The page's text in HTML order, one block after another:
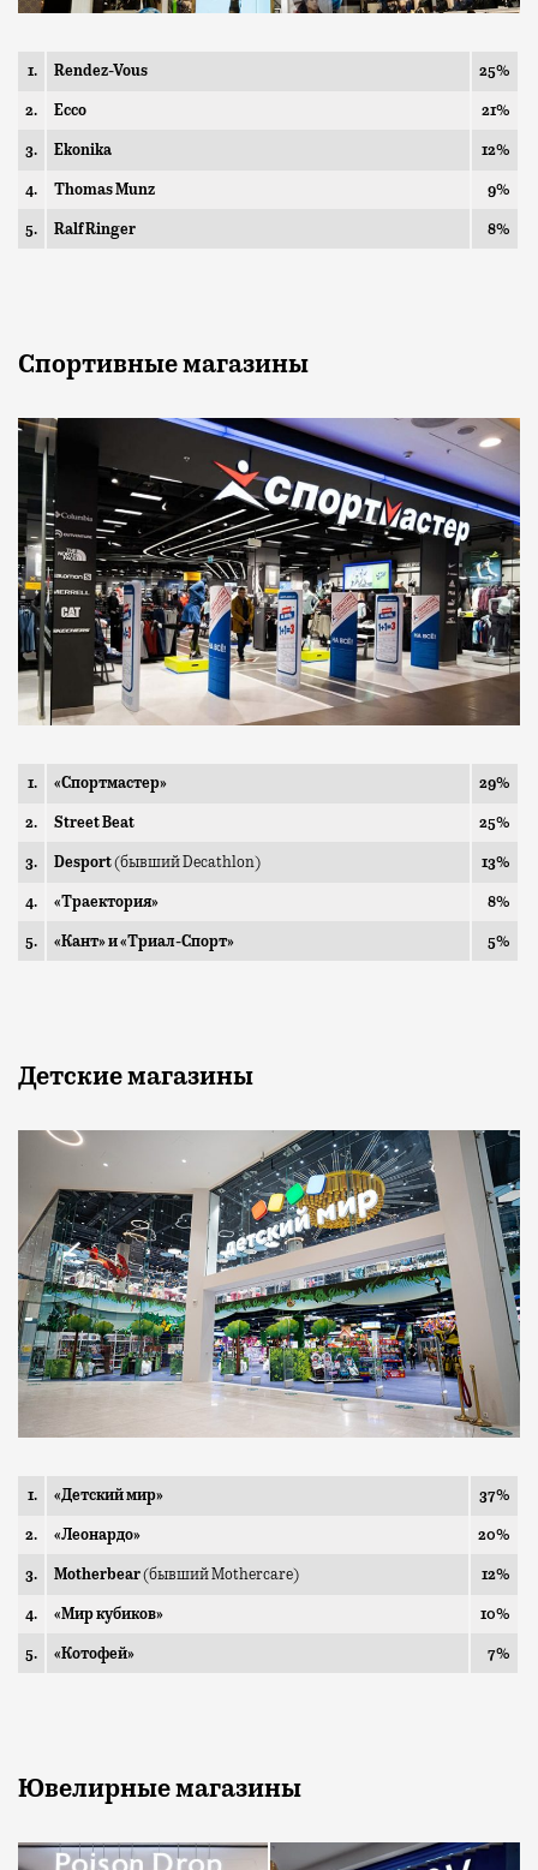
1. Rendez-Vous 25%
2. Ecco 21%
3. Ekonika 12%
4. Thomas Munz 9%
5. Ralf Ringer 8%
Спортивные магазины
1. «Спортмастер» 29%
2. Street Beat 25%
3. Desport(бывший Decathlon) 13%
4. «Траектория» 8%
5. «Кант» и «Триал-Спорт» 5%
Детские магазины
1. «Детский мир» 37%
2. «Леонардо» 20%
3. Motherbear(бывший Mothercare) 12%
4. «Мир кубиков» 10%
5. «Котофей» 7%
Ювелирные магазины